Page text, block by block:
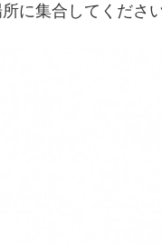
に集合してくださ